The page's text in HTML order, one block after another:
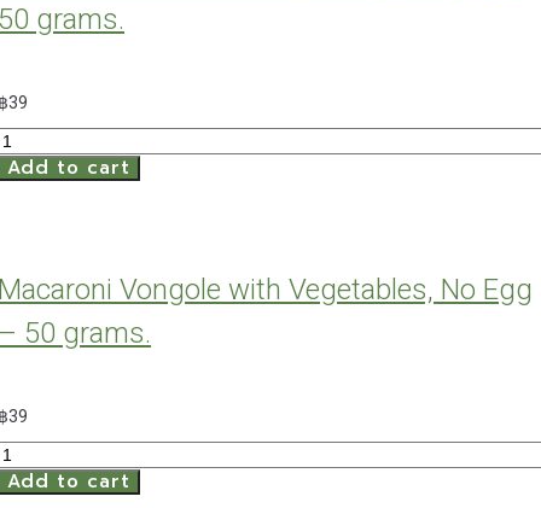
grams.
39
Add to cart
Vongole with Vegetables, No Egg
50 grams.
39
Add to cart